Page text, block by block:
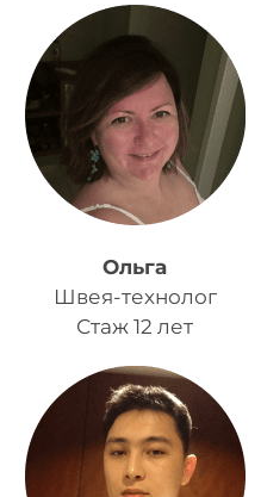
Ольга
Швея-технолог
Стаж 12 лет